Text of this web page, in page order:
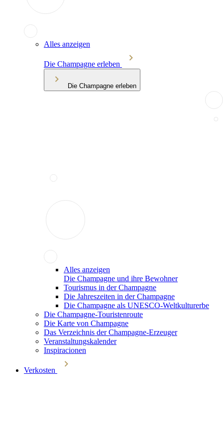
Alles anzeigen
Die Champagne erleben
Die Champagne erleben
Alles anzeigen
Die Champagne und ihre Bewohner
Tourismus in der Champagne
Die Jahreszeiten in der Champagne
Die Champagne als UNESCO-Weltkulturerbe
Die Champagne-Touristenroute
Die Karte von Champagne
Das Verzeichnis der Champagne-Erzeuger
Veranstaltungskalender
Inspiracionen
Verkosten